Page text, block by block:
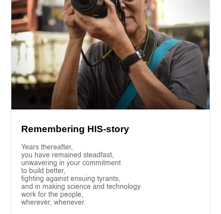
Remembering HIS-story
Years thereafter,
you have remained steadfast,
unwavering in your commitment
to build better,
fighting against ensuing tyrants,
and in making science and technology
work for the people,
wherever, whenever.